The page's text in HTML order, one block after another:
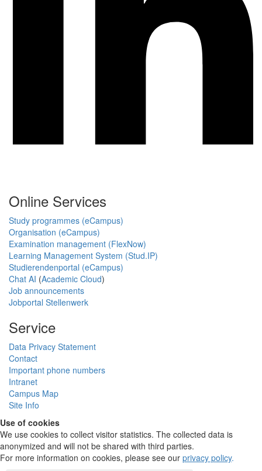
Online Services
Study programmes (eCampus)
Organisation (eCampus)
Examination management (FlexNow)
Learning Management System (Stud.IP)
Studierendenportal (eCampus)
Chat AI (Academic Cloud)
Job announcements
Jobportal Stellenwerk
Service
Data Privacy Statement
Contact
Important phone numbers
Intranet
Campus Map
Site Info
Use of cookies
We use cookies to collect visitor statistics. The collected data is
anonymized and will not be shared with third parties.
For more information on cookies, please see our privacy policy.